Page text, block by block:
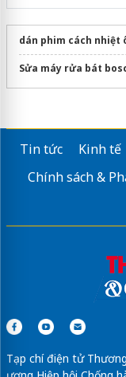
dán phim cách nhiệt
Sửa máy rửa bát
Tin tức Kinh tế
Chính sách &
Tạp chí điện tử